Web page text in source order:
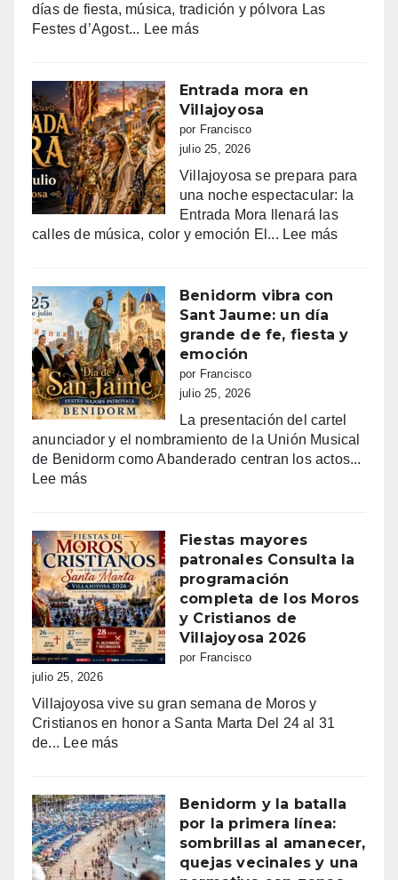
días de fiesta, música, tradición y pólvora Las
Festes d’Agost... Lee más:
DE
LA
NUCIA
DEL
AL
18
DE
AGOSTO
Entrada mora en
Villajoyosa
por Francisco
julio 25, 2026
Villajoyosa se prepara para
una noche espectacular: la
Entrada Mora llenará las
calles de música, color y emoción El... Lee más:
Benidorm vibra con
Sant Jaume: un día
grande de fe, fiesta y
emoción
por Francisco
julio 25, 2026
La presentación del cartel
anunciador y el nombramiento de la Unión Musical
de Benidorm como Abanderado centran los actos...
Lee más:
con
Sant
Jaume:
un
día
grande
de
fe,
y
emoción
Fiestas mayores
patronales Consulta la
programación
completa de los Moros
y Cristianos de
Villajoyosa 2026
por Francisco
julio 25, 2026
Villajoyosa vive su gran semana de Moros y
Cristianos en honor a Santa Marta Del 24 al 31
de... Lee más:
patronales
Consulta
la
programación
Benidorm y la batalla
por la primera línea:
sombrillas al amanecer,
quejas vecinales y una